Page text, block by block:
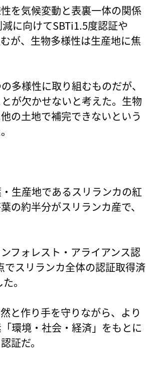
を気候変動と表裏一体の関係
に向けてSBTi1.5度認証や
が、生物多様性は生産地に焦
多様性に取り組むものだが、
が欠かせないと考えた。生物
の土地で補完できないという
生産地であるスリランカの紅
の約半分がスリランカ産で、
フォレスト・アライアンス認
スリランカ全体の認証取得済
。
と作り手を守りながら、より
環境・社会・経済」をもとに
証だ。